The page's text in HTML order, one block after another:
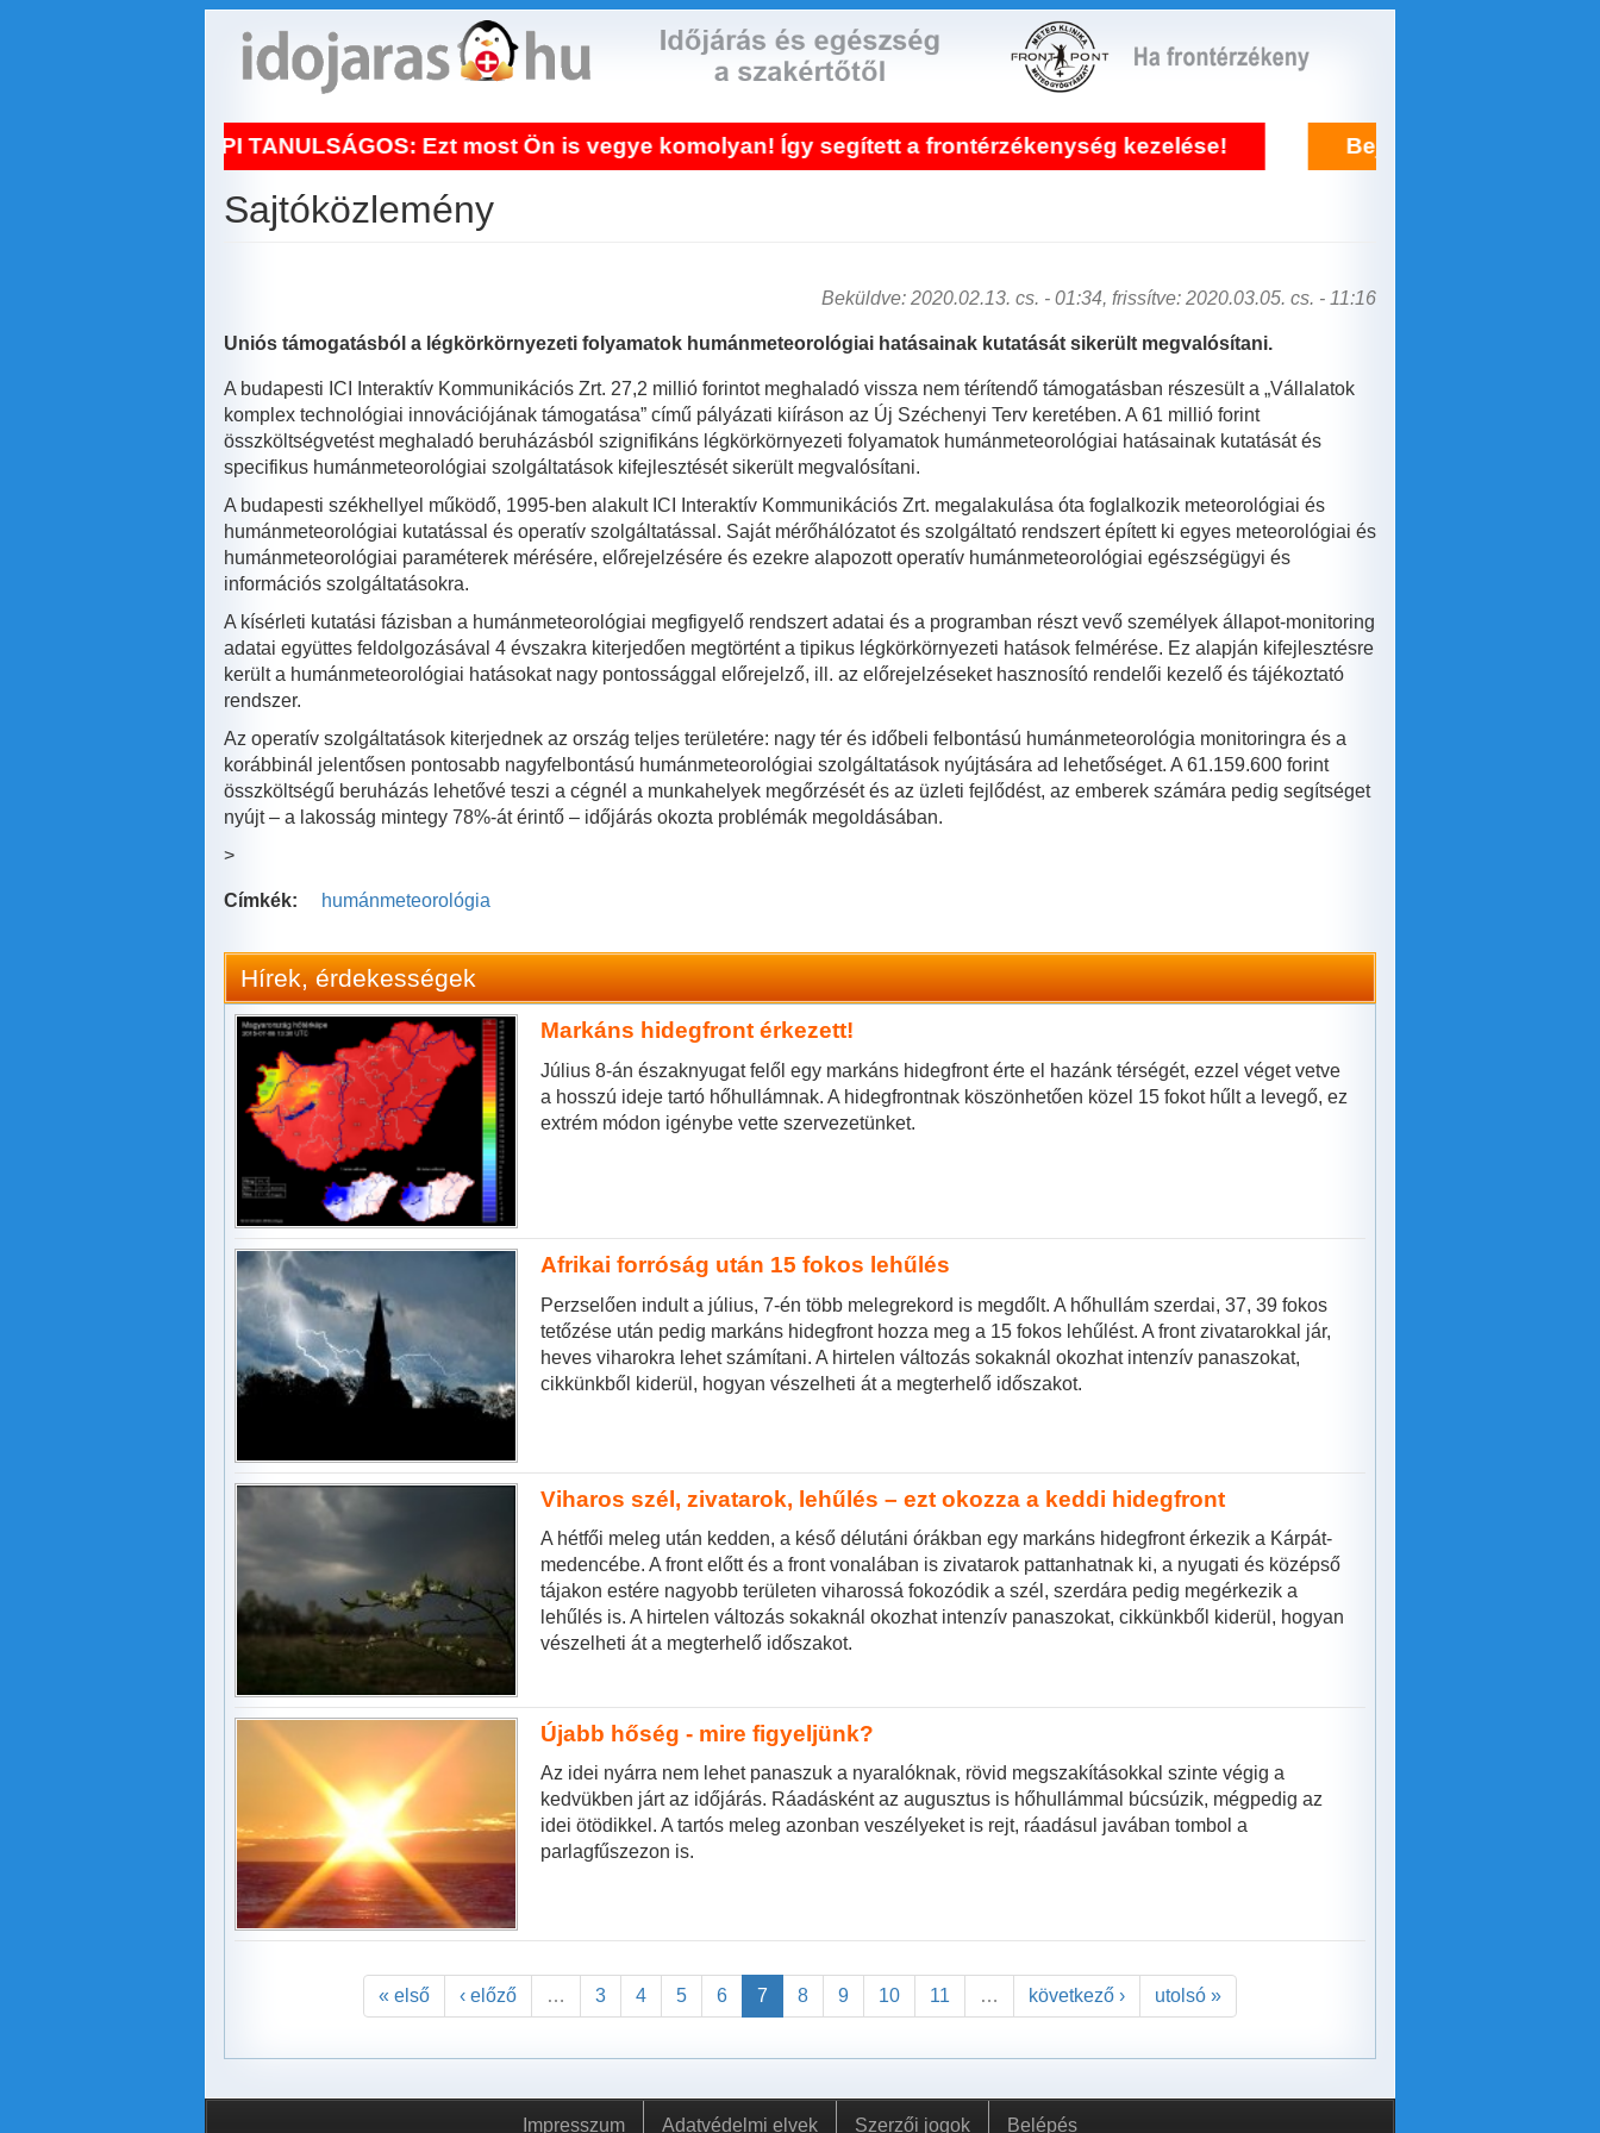
NAPI TANULSÁGOS: Ezt most Ön is vegye komolyan! Így segített a frontérzékenység kezelése! Bejelentkezés
Sajtóközlemény
Beküldve: 2020.02.13. cs. - 01:34, frissítve: 2020.03.05. cs. - 11:16
Uniós támogatásból a légkörkörnyezeti folyamatok humánmeteorológiai hatásainak kutatását sikerült megvalósítani.
A budapesti ICI Interaktív Kommunikációs Zrt. 27,2 millió forintot meghaladó vissza nem térítendő támogatásban részesült a „Vállalatok
komplex technológiai innovációjának támogatása” című pályázati kiíráson az Új Széchenyi Terv keretében. A 61 millió forint
összköltségvetést meghaladó beruházásból szignifikáns légkörkörnyezeti folyamatok humánmeteorológiai hatásainak kutatását és
specifikus humánmeteorológiai szolgáltatások kifejlesztését sikerült megvalósítani.
A budapesti székhellyel működő, 1995-ben alakult ICI Interaktív Kommunikációs Zrt. megalakulása óta foglalkozik meteorológiai és
humánmeteorológiai kutatással és operatív szolgáltatással. Saját mérőhálózatot és szolgáltató rendszert épített ki egyes meteorológiai és
humánmeteorológiai paraméterek mérésére, előrejelzésére és ezekre alapozott operatív humánmeteorológiai egészségügyi és
információs szolgáltatásokra.
A kísérleti kutatási fázisban a humánmeteorológiai megfigyelő rendszert adatai és a programban részt vevő személyek állapot-monitoring
adatai együttes feldolgozásával 4 évszakra kiterjedően megtörtént a tipikus légkörkörnyezeti hatások felmérése. Ez alapján kifejlesztésre
került a humánmeteorológiai hatásokat nagy pontossággal előrejelző, ill. az előrejelzéseket hasznosító rendelői kezelő és tájékoztató
rendszer.
Az operatív szolgáltatások kiterjednek az ország teljes területére: nagy tér és időbeli felbontású humánmeteorológia monitoringra és a
korábbinál jelentősen pontosabb nagyfelbontású humánmeteorológiai szolgáltatások nyújtására ad lehetőséget. A 61.159.600 forint
összköltségű beruházás lehetővé teszi a cégnél a munkahelyek megőrzését és az üzleti fejlődést, az emberek számára pedig segítséget
nyújt – a lakosság mintegy 78%-át érintő – időjárás okozta problémák megoldásában.
>
Címkék: humánmeteorológia
Hírek, érdekességek
Markáns hidegfront érkezett!
Július 8-án északnyugat felől egy markáns hidegfront érte el hazánk térségét, ezzel véget vetve
a hosszú ideje tartó hőhullámnak. A hidegfrontnak köszönhetően közel 15 fokot hűlt a levegő, ez
extrém módon igénybe vette szervezetünket.
Afrikai forróság után 15 fokos lehűlés
Perzselően indult a július, 7-én több melegrekord is megdőlt. A hőhullám szerdai, 37, 39 fokos
tetőzése után pedig markáns hidegfront hozza meg a 15 fokos lehűlést. A front zivatarokkal jár,
heves viharokra lehet számítani. A hirtelen változás sokaknál okozhat intenzív panaszokat,
cikkünkből kiderül, hogyan vészelheti át a megterhelő időszakot.
Viharos szél, zivatarok, lehűlés – ezt okozza a keddi hidegfront
A hétfői meleg után kedden, a késő délutáni órákban egy markáns hidegfront érkezik a Kárpát-
medencébe. A front előtt és a front vonalában is zivatarok pattanhatnak ki, a nyugati és középső
tájakon estére nagyobb területen viharossá fokozódik a szél, szerdára pedig megérkezik a
lehűlés is. A hirtelen változás sokaknál okozhat intenzív panaszokat, cikkünkből kiderül, hogyan
vészelheti át a megterhelő időszakot.
Újabb hőség - mire figyeljünk?
Az idei nyárra nem lehet panaszuk a nyaralóknak, rövid megszakításokkal szinte végig a
kedvükben járt az időjárás. Ráadásként az augusztus is hőhullámmal búcsúzik, mégpedig az
idei ötödikkel. A tartós meleg azonban veszélyeket is rejt, ráadásul javában tombol a
parlagfűszezon is.
« első ‹ előző … 3 4 5 6 7 8 9 10 11 … következő › utolsó »
Impresszum Adatvédelmi elvek Szerzői jogok Belépés